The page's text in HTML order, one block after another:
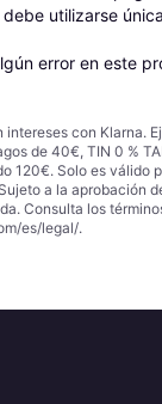
utilizarse
error en este
con Klarna.
de 40€, TIN 0 %
120€. Solo es válido
a la aprobación
Consulta los
es/legal/.